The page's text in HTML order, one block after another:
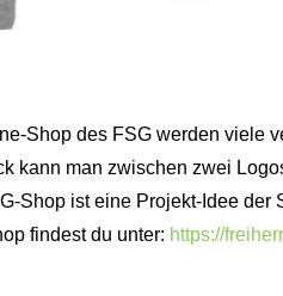
Shop des FSG werden viele
kann man zwischen zwei
Shop ist eine Projekt-Idee
findest du unter: https://